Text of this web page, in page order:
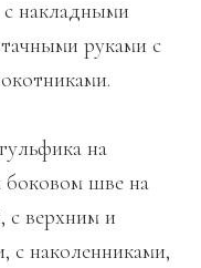
накладными
руками с
на
боковом шве на
с верхним и
наколенниками,